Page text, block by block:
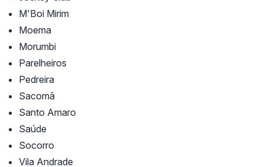
M'Boi Mirim
Moema
Morumbi
Parelheiros
Pedreira
Sacomã
Santo Amaro
Saúde
Socorro
Vila Andrade